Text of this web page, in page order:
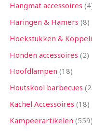
Hangmat accessoires 4
Haringen & Hamers 8
Hoekstukken &
Honden accessoires 2
Hoofdlampen 18
Houtskool barbecues
Kachel Accessoires 18
Kampeerartikelen 559